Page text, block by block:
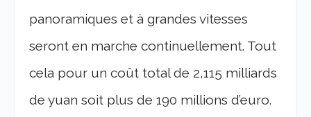
panoramiques et à grandes vitesses
seront en marche continuellement. Tout
cela pour un coût total de 2,115 milliards
de yuan soit plus de 190 millions d’euro.